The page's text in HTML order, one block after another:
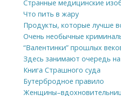
Странные медицинские
Что пить в жару
Продукты, которые лучше
Очень необычные
“Валентинки” прошлых
Здесь занимают очередь
Книга Страшного суда
Бутербродное правило